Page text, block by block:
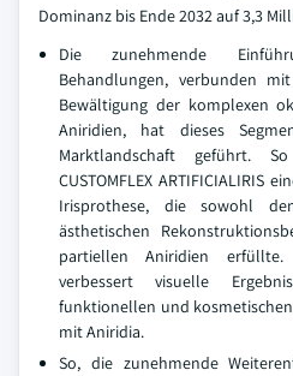
Dominanz bis Ende 2032 auf 3,3
Die zunehmende
Behandlungen, verbunden
Bewältigung der komplexen
Aniridien, hat dieses
Marktlandschaft geführt.
CUSTOMFLEX ARTIFICIALIRIS
Irisprothese, die sowohl
ästhetischen
partiellen Aniridien
verbessert visuelle
funktionellen und
mit Aniridia.
So, die zunehmende